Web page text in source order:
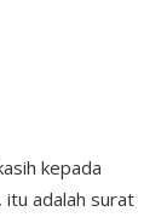
kepada
itu adalah surat